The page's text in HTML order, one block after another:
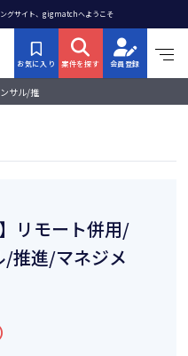
ングサイト、gigmatchへようこそ
お気に入り 案件を探す 会員登録
サル/推
】リモート併用/
/推進/マネジメ